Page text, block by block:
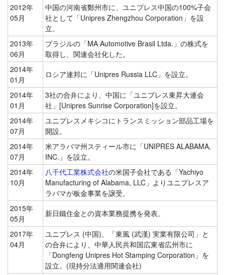
2012年
05月
中国の河南省鄭州市に、ユニプレス中国の100%子会
社として「Unipres Zhengzhou Corporation」を設
立。
2013年
06月
ブラジルの「MA Automotive Brasil Ltda.」の株式を
取得し、関連会社化した。
2014年
01月
ロシア連邦に「Unipres Russia LLC」を設立。
2014年
01月
3社の合弁により、中国に「ユニプレス東昇大連会
社」[Unipres Sunrise Corporation]を設立。
2014年
07月
ユニプレスメキシコにトランスミッション部品工場を
開設。
2014年
07月
米アラバマ州スティール市に「UNIPRES ALABAMA,
INC.」を設立。
2014年
10月
八千代工業株式会社の米国子会社である「Yachiyo
Manufacturing of Alabama, LLC」よりユニプレスア
ラバマが板金事業を譲受。
2015年
05月
新日鐵住金との資本業務提携を発表。
2017年
04月
ユニプレス (中国)、「東風 (武漢) 実業有限公司」と
の合弁により、中華人民共和国広東省広州市に
「Dongfeng Unipres Hot Stamping Corporation」を
設立。(現持分法適用関連会社)